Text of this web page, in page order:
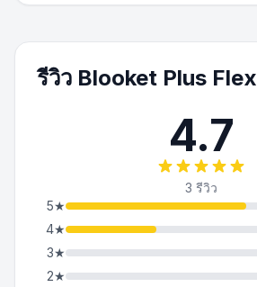
รีวิว Blooket Plus Flex
4.7
3 รีวิว
5★
4★
3★
2★